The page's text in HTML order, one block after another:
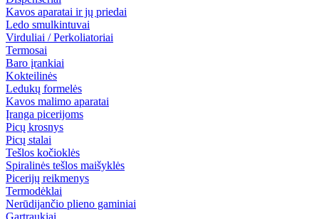
Kavos aparatai ir jų priedai
Ledo smulkintuvai
Virduliai / Perkoliatoriai
Termosai
Baro įrankiai
Kokteilinės
Ledukų formelės
Kavos malimo aparatai
Įranga picerijoms
Picų krosnys
Picų stalai
Tešlos kočioklės
Spiralinės tešlos maišyklės
Picerijų reikmenys
Termodėklai
Nerūdijančio plieno gaminiai
Gartraukiai